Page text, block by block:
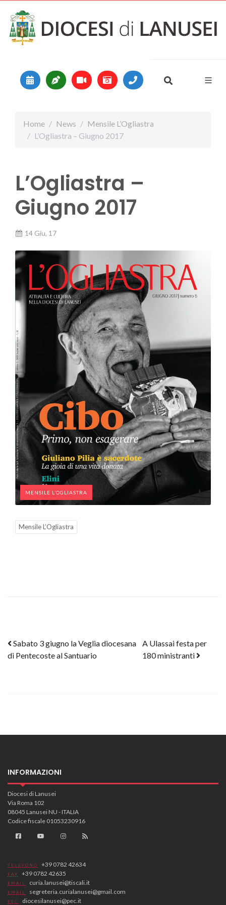
Main Navigation
Home News
Mensile L’Ogliastra
L’Ogliastra – Giugno 2017
L’Ogliastra –
Giugno 2017
14 Giu, 17
MENSILE L’OGLIASTRA
Mensile L’Ogliastra
Post navigation
Sabato 3 giugno la Veglia diocesana
di Pentecoste al Santuario
A Ulassai festa per
180 ministranti
INFORMAZIONI
Diocesi di Lanusei
Via Roma 102
08045 Lanusei NU - ITALIA
Codice fiscale 01053230916
TELEFONO +39 0782 42634
FAX +39 0782 42635
EMAIL curia.lanusei@tiscali.it
EMAIL segreteria.curialanusei@gmail.com
PEC diocesilanusei@pec.it